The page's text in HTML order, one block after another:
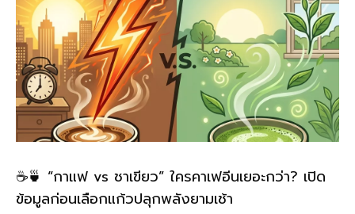
☕🍵 “กาแฟ vs ชาเขียว” ใครคาเฟอีนเยอะกว่า? เปิด
ข้อมูลก่อนเลือกแก้วปลุกพลังยามเช้า